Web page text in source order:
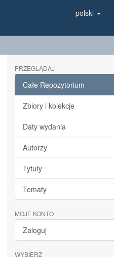
polski
PRZEGLĄDAJ
Całe Repozytorium
Zbiory i kolekcje
Daty wydania
Autorzy
Tytuły
Tematy
MOJE KONTO
Zaloguj
WYBIERZ